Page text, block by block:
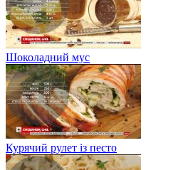
Шоколадний мус
Курячий рулет із песто